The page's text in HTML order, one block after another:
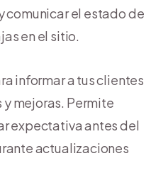
el estado de
en el sitio.
informar a tus clientes
mejoras. Permite
expectativa antes del
actualizaciones